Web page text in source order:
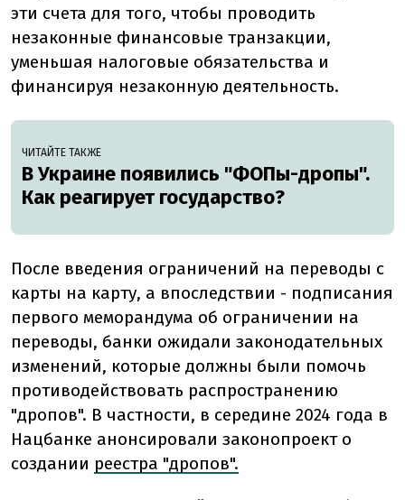
эти счета для того, чтобы проводить
незаконные финансовые транзакции,
уменьшая налоговые обязательства и
финансируя незаконную деятельность.
ЧИТАЙТЕ ТАКЖЕ
В Украине появились "ФОПы-дропы".
Как реагирует государство?
После введения ограничений на переводы с
карты на карту, а впоследствии - подписания
первого меморандума об ограничении на
переводы, банки ожидали законодательных
изменений, которые должны были помочь
противодействовать распространению
"дропов". В частности, в середине 2024 года в
Нацбанке анонсировали законопроект о
создании реестра "дропов".